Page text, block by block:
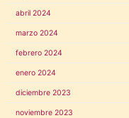
abril 2024
marzo 2024
febrero 2024
enero 2024
diciembre 2023
noviembre 2023